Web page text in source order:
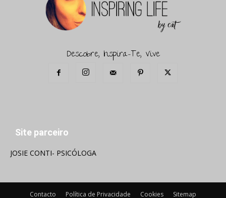
Descobre, Inspira-Te, Vive
Site parceiro
JOSIE CONTI- PSICÓLOGA
Contacto Política de Privacidade Cookies Sitemap